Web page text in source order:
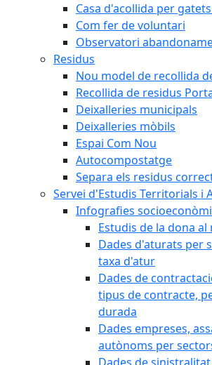
Casa d'acollida per
Com fer de voluntari
Observatori
Residus
Nou model de recollida
Recollida de residus
Deixalleries municipals
Deixalleries mòbils
Espai Com Nou
Autocompostatge
Separa els residus
Servei d'Estudis Territorials i
Infografies
Estudis de la dona
Dades d'aturats per
taxa d'atur
Dades de
tipus de contracte,
durada
Dades empreses,
autònoms per